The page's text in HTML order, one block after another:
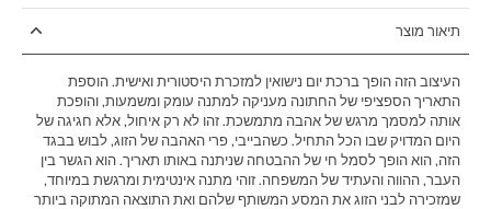
תיאור מוצר
העיצוב הזה הופך ברכת יום נישואין למזכרת היסטורית ואישית. הוספת
התאריך הספציפי של החתונה מעניקה למתנה עומק ומשמעות, והופכת
אותה למסמך מרגש של אהבה מתמשכת. זהו לא רק איחול, אלא חגיגה של
היום המדויק שבו הכל התחיל. כשהבייבי, פרי האהבה של הזוג, לבוש בבגד
הזה, הוא הופך לסמל חי של ההבטחה שניתנה באותו תאריך. הוא הגשר בין
העבר, ההווה והעתיד של המשפחה. זוהי מתנה אינטימית ומרגשת במיוחד,
שמזכירה לבני הזוג את המסע המשותף שלהם ואת התוצאה המתוקה ביותר